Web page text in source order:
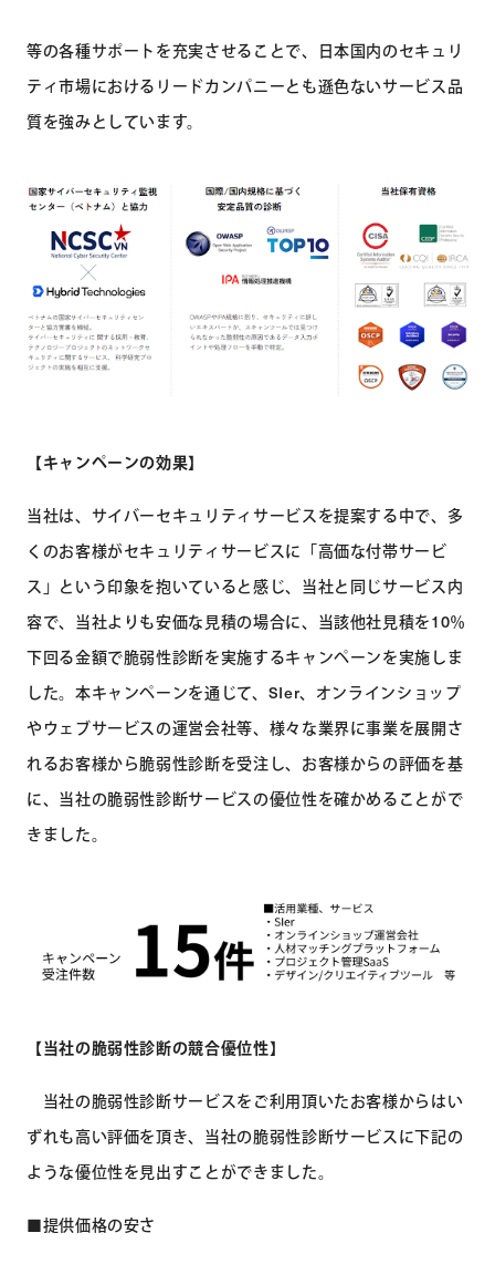
等の各種サポートを充実させることで、日本国内のセキュリ
ティ市場におけるリードカンパニーとも遜色ないサービス品
質を強みとしています。
【キャンペーンの効果】
当社は、サイバーセキュリティサービスを提案する中で、多
くのお客様がセキュリティサービスに「高価な付帯サービ
ス」という印象を抱いていると感じ、当社と同じサービス内
容で、当社よりも安価な見積の場合に、当該他社見積を10％
下回る金額で脆弱性診断を実施するキャンペーンを実施しま
した。本キャンペーンを通じて、SIer、オンラインショップ
やウェブサービスの運営会社等、様々な業界に事業を展開さ
れるお客様から脆弱性診断を受注し、お客様からの評価を基
に、当社の脆弱性診断サービスの優位性を確かめることがで
きました。
【当社の脆弱性診断の競合優位性】
当社の脆弱性診断サービスをご利用頂いたお客様からはい
ずれも高い評価を頂き、当社の脆弱性診断サービスに下記の
ような優位性を見出すことができました。
■提供価格の安さ